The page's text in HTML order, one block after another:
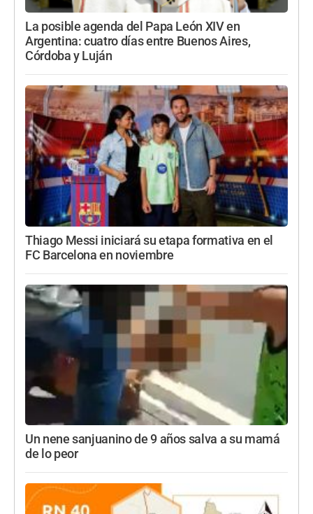
La posible agenda del Papa León XIV en
Argentina: cuatro días entre Buenos Aires,
Córdoba y Luján
Thiago Messi iniciará su etapa formativa en el
FC Barcelona en noviembre
Un nene sanjuanino de 9 años salva a su mamá
de lo peor